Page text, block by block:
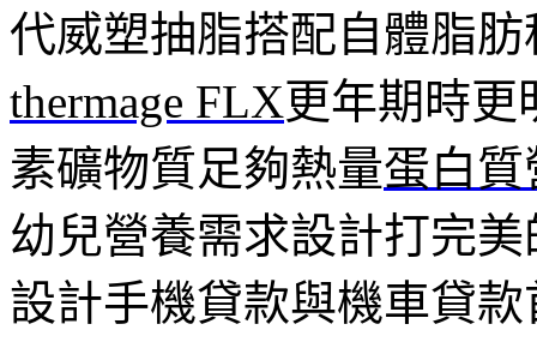
代威塑抽脂搭配自體脂
thermage FLX更年期時更
素礦物質足夠熱量蛋白
幼兒營養需求設計打完
設計手機貸款與機車貸